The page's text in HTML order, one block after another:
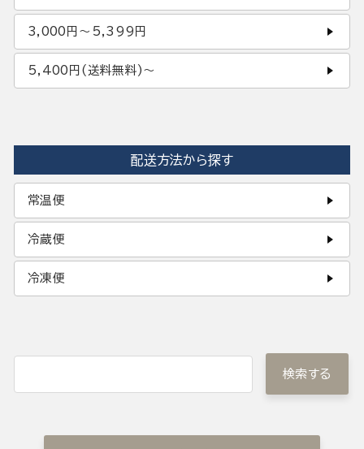
3,000円〜5,399円
5,400円(送料無料)〜
配送方法から探す
常温便
冷蔵便
冷凍便
検索する